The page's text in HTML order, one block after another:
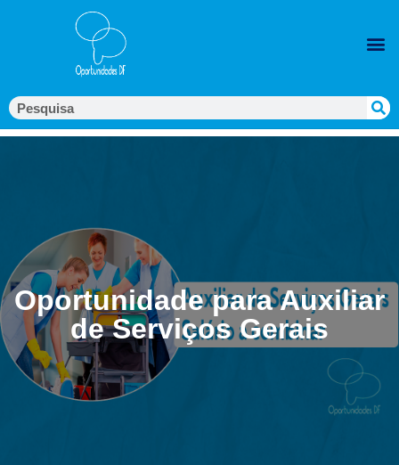
Oportunidade para Auxiliar
de Serviços Gerais